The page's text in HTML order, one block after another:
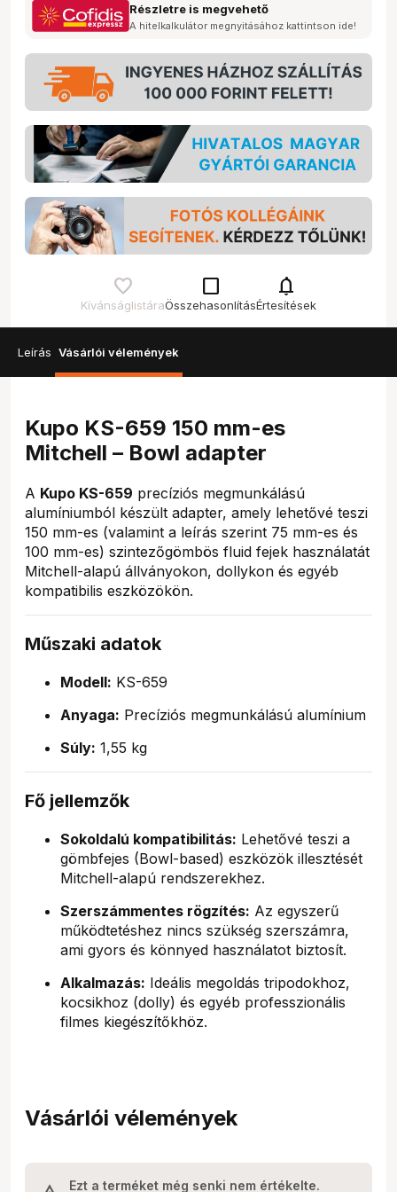
Részletre is megvehető
A hitelkalkulátor megnyitásához kattintson ide!
Kívánságlistára
check_box_outline_blank
Összehasonlítás
notifications
Értesítések
Leírás Vásárlói vélemények
Kupo KS-659 150 mm-es
Mitchell – Bowl adapter
A Kupo KS-659 precíziós megmunkálású
alumíniumból készült adapter, amely lehetővé teszi
150 mm-es (valamint a leírás szerint 75 mm-es és
100 mm-es) szintezőgömbös fluid fejek használatát
Mitchell-alapú állványokon, dollykon és egyéb
kompatibilis eszközökön.
Műszaki adatok
Modell: KS-659
Anyaga: Precíziós megmunkálású alumínium
Súly: 1,55 kg
Fő jellemzők
Sokoldalú kompatibilitás: Lehetővé teszi a
gömbfejes (Bowl-based) eszközök illesztését
Mitchell-alapú rendszerekhez.
Szerszámmentes rögzítés: Az egyszerű
működtetéshez nincs szükség szerszámra,
ami gyors és könnyed használatot biztosít.
Alkalmazás: Ideális megoldás tripodokhoz,
kocsikhoz (dolly) és egyéb professzionális
filmes kiegészítőkhöz.
Vásárlói vélemények
Ezt a terméket még senki nem értékelte.